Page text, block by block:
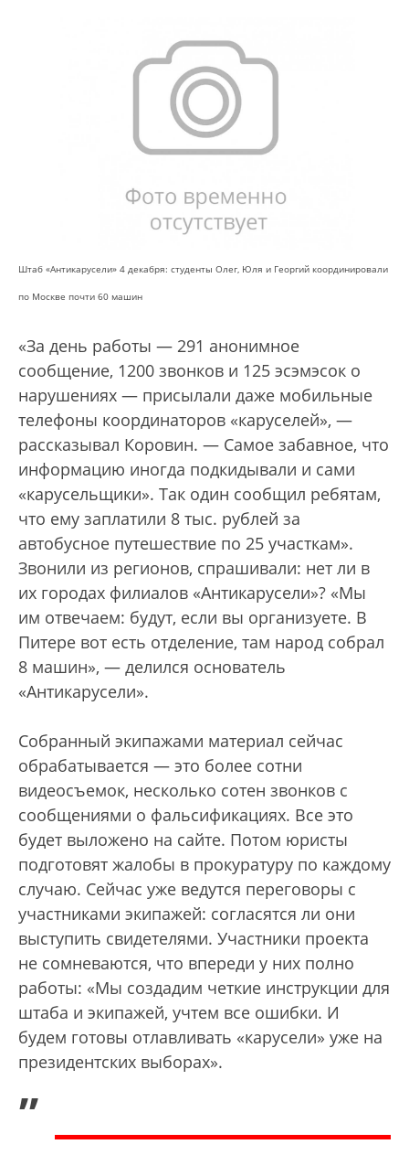
Штаб «Антикарусели» 4 декабря: студенты Олег, Юля и Георгий координировали
по Москве почти 60 машин
«За день работы — 291 анонимное
сообщение, 1200 звонков и 125 эсэмэсок о
нарушениях — присылали даже мобильные
телефоны координаторов «каруселей», —
рассказывал Коровин. — Самое забавное, что
информацию иногда подкидывали и сами
«карусельщики». Так один сообщил ребятам,
что ему заплатили 8 тыс. рублей за
автобусное путешествие по 25 участкам».
Звонили из регионов, спрашивали: нет ли в
их городах филиалов «Антикарусели»? «Мы
им отвечаем: будут, если вы организуете. В
Питере вот есть отделение, там народ собрал
8 машин», — делился основатель
«Антикарусели».
Собранный экипажами материал сейчас
обрабатывается — это более сотни
видеосъемок, несколько сотен звонков с
сообщениями о фальсификациях. Все это
будет выложено на сайте. Потом юристы
подготовят жалобы в прокуратуру по каждому
случаю. Сейчас уже ведутся переговоры с
участниками экипажей: согласятся ли они
выступить свидетелями. Участники проекта
не сомневаются, что впереди у них полно
работы: «Мы создадим четкие инструкции для
штаба и экипажей, учтем все ошибки. И
будем готовы отлавливать «карусели» уже на
президентских выборах».
„